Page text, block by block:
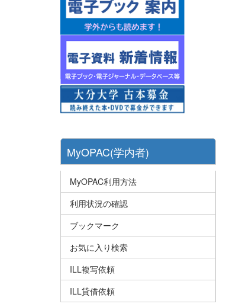
MyOPAC(学内者)
MyOPAC利用方法
利用状況の確認
ブックマーク
お気に入り検索
ILL複写依頼
ILL貸借依頼